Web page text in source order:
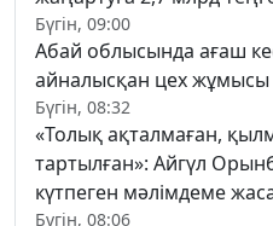
Бүгін, 09:00
Абай облысында ағаш
айналысқан цех жұмысы
Бүгін, 08:32
«Толық ақталмаған,
тартылған»: Айгүл
күтпеген мәлімдеме
Бүгін, 08:06